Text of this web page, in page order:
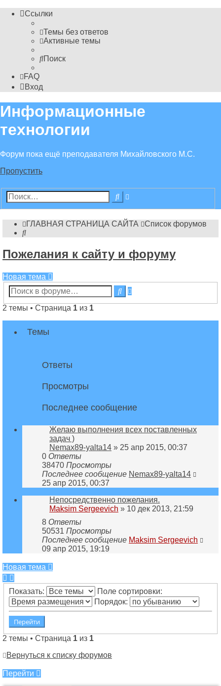
Ссылки
Темы без ответов
Активные темы
Поиск
FAQ
Вход
Информационные
технологии
Форум пока ещё преподавателя Михайловского М.С.
Пропустить
Поиск
ГЛАВНАЯ СТРАНИЦА САЙТА
Список форумов
Поиск
Пожелания к сайту и форуму
Новая тема
ПоискРасширенный
поиск
2 темы • Страница 1 из 1
Темы
Ответы
Просмотры
Последнее сообщение
Желаю выполнения всех поставленных
задач )
Nemax89-yalta14 » 25 апр 2015, 00:37
0 Ответы
38470 Просмотры
Последнее сообщение Nemax89-yalta14
25 апр 2015, 00:37
Непосредственно пожелания.
Maksim Sergeevich » 10 дек 2013, 21:59
8 Ответы
50531 Просмотры
Последнее сообщение Maksim Sergeevich
09 апр 2015, 19:19
Новая тема
Показать:
Поле сортировки:
Порядок:
2 темы • Страница 1 из 1
Вернуться к списку форумов
Перейти